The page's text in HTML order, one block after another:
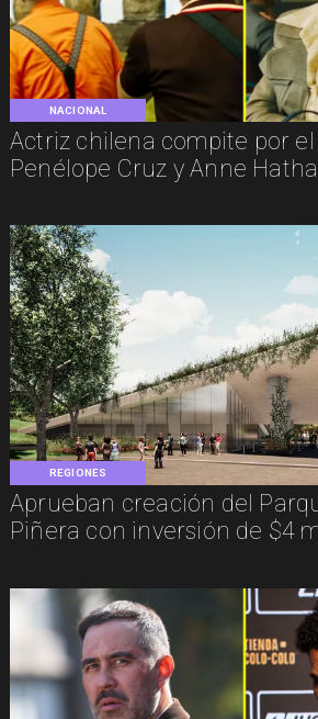
NACIONAL
Actriz chilena compite por el
Penélope Cruz y Anne
REGIONES
Aprueban creación del
Piñera con inversión de $4